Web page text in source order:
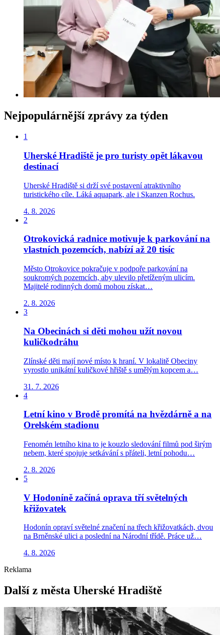
Nejpopulárnější zprávy za týden
1
Uherské Hradiště je pro turisty opět lákavou
destinací
Uherské Hradiště si drží své postavení atraktivního
turistického cíle. Láká aquapark, ale i Skanzen Rochus.
4. 8. 2026
2
Otrokovická radnice motivuje k parkování na
vlastních pozemcích, nabízí až 20 tisíc
Město Otrokovice pokračuje v podpoře parkování na
soukromých pozemcích, aby ulevilo přetíženým ulicím.
Majitelé rodinných domů mohou získat…
2. 8. 2026
3
Na Obecinách si děti mohou užít novou
kuličkodráhu
Zlínské děti mají nové místo k hraní. V lokalitě Obeciny
vyrostlo unikátní kuličkové hřiště s umělým kopcem a…
31. 7. 2026
4
Letní kino v Brodě promítá na hvězdárně a na
Orelském stadionu
Fenomén letního kina to je kouzlo sledování filmů pod širým
nebem, které spojuje setkávání s přáteli, letní pohodu…
2. 8. 2026
5
V Hodoníně začíná oprava tří světelných
křižovatek
Hodonín opraví světelné značení na třech křižovatkách, dvou
na Brněnské ulici a poslední na Národní třídě. Práce už…
4. 8. 2026
Reklama
Další z města Uherské Hradiště